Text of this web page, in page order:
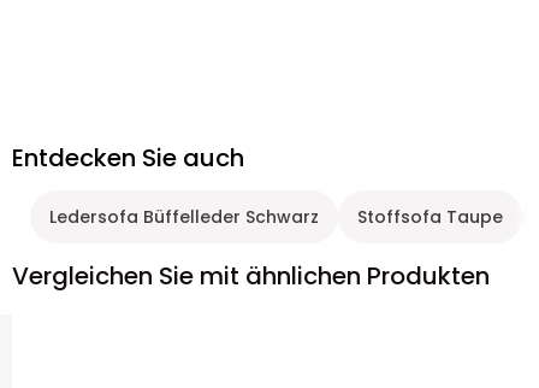
Entdecken Sie auch
Ledersofa Büffelleder Schwarz Stoffsofa Taupe
Vergleichen Sie mit ähnlichen Produkten